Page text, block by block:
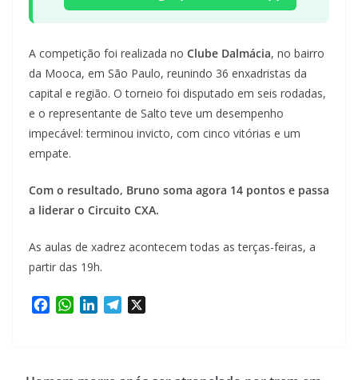
A competição foi realizada no Clube Dalmácia, no bairro
da Mooca, em São Paulo, reunindo 36 enxadristas da
capital e região. O torneio foi disputado em seis rodadas,
e o representante de Salto teve um desempenho
impecável: terminou invicto, com cinco vitórias e um
empate.
Com o resultado, Bruno soma agora 14 pontos e passa
a liderar o Circuito CXA.
As aulas de xadrez acontecem todas as terças-feiras, a
partir das 19h.
b
W
s
e
g